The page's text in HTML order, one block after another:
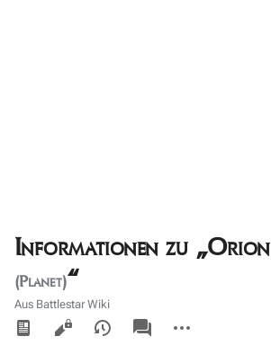
Informationen zu „Orion
(Planet)“
Aus Battlestar Wiki
Ansichten
associated-
pages
Aktionen